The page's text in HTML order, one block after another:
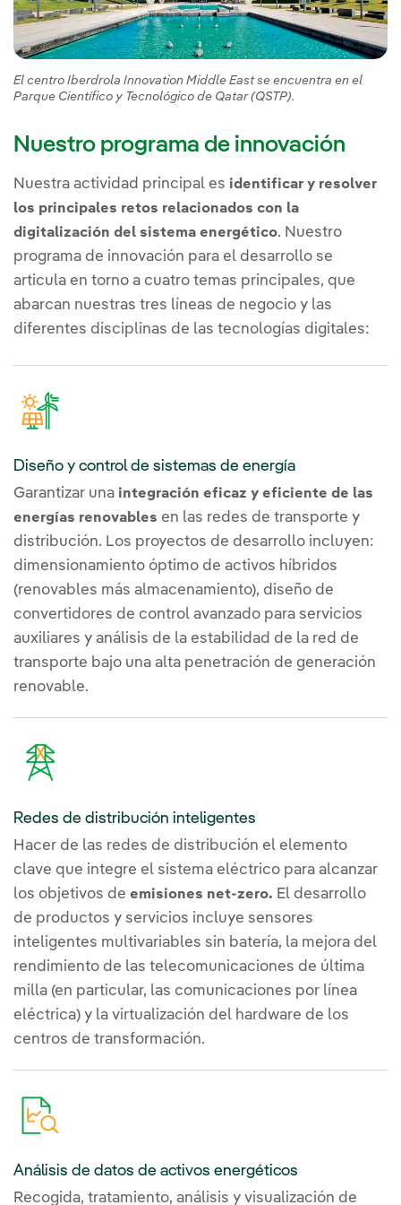
El centro Iberdrola Innovation Middle East se encuentra en el
Parque Científico y Tecnológico de Qatar (QSTP).
Nuestro programa de innovación
Nuestra actividad principal es identificar y resolver
los principales retos relacionados con la
digitalización del sistema energético. Nuestro
programa de innovación para el desarrollo se
articula en torno a cuatro temas principales, que
abarcan nuestras tres líneas de negocio y las
diferentes disciplinas de las tecnologías digitales:
Diseño y control de sistemas de energía
Garantizar una integración eficaz y eficiente de las
energías renovables en las redes de transporte y
distribución. Los proyectos de desarrollo incluyen:
dimensionamiento óptimo de activos híbridos
(renovables más almacenamiento), diseño de
convertidores de control avanzado para servicios
auxiliares y análisis de la estabilidad de la red de
transporte bajo una alta penetración de generación
renovable.
Redes de distribución inteligentes
Hacer de las redes de distribución el elemento
clave que integre el sistema eléctrico para alcanzar
los objetivos de emisiones net-zero. El desarrollo
de productos y servicios incluye sensores
inteligentes multivariables sin batería, la mejora del
rendimiento de las telecomunicaciones de última
milla (en particular, las comunicaciones por línea
eléctrica) y la virtualización del hardware de los
centros de transformación.
Análisis de datos de activos energéticos
Recogida, tratamiento, análisis y visualización de